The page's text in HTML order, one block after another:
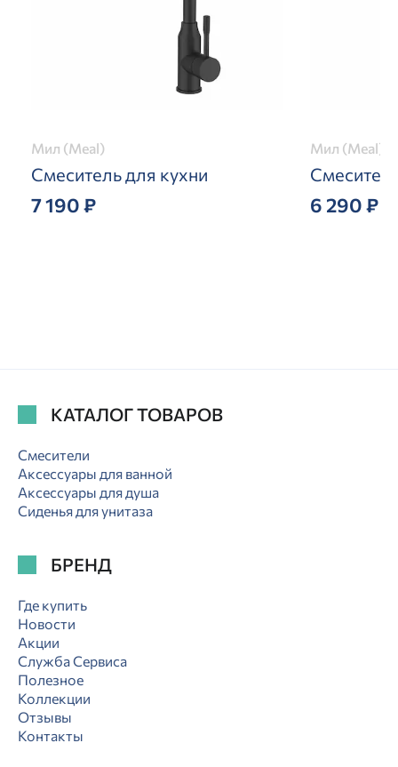
Мил (Meal)
Смеситель для кухни
7 190 ₽
Мил (Meal)
6 290 ₽
КАТАЛОГ ТОВАРОВ
Смесители
Аксессуары для ванной
Аксессуары для душа
Сиденья для унитаза
БРЕНД
Где купить
Новости
Акции
Служба Сервиса
Полезное
Коллекции
Отзывы
Контакты